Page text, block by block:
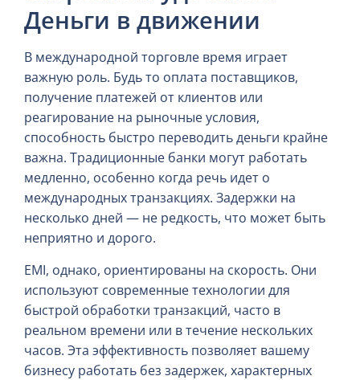
Деньги в движении
В международной торговле время играет
важную роль. Будь то оплата поставщиков,
получение платежей от клиентов или
реагирование на рыночные условия,
способность быстро переводить деньги крайне
важна. Традиционные банки могут работать
медленно, особенно когда речь идет о
международных транзакциях. Задержки на
несколько дней — не редкость, что может быть
неприятно и дорого.
EMI, однако, ориентированы на скорость. Они
используют современные технологии для
быстрой обработки транзакций, часто в
реальном времени или в течение нескольких
часов. Эта эффективность позволяет вашему
бизнесу работать без задержек, характерных